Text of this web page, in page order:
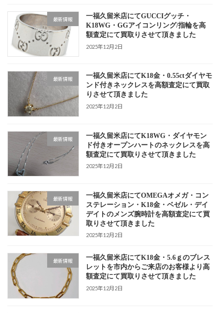
最新情報
一福久留米店にてGUCCIグッチ・
K18WG・GGアイコンリング/指輪を高
額査定にて買取りさせて頂きました
2025年12月2日
最新情報
一福久留米店にてK18金・0.55ctダイヤモ
ンド付きネックレスを高額査定にて買取
りさせて頂きました
2025年12月2日
最新情報
一福久留米店にてK18WG・ダイヤモン
ド付きオープンハートのネックレスを高
額査定にて買取りさせて頂きました
2025年12月2日
最新情報
一福久留米店にてOMEGAオメガ・コン
ステレーション・K18金・ベゼル・デイ
デイトのメンズ腕時計を高額査定にて買
取りさせて頂きました
2025年12月2日
最新情報
一福久留米店にてK18金・5.6ｇのブレス
レットを市内からご来店のお客様より高
額査定にて買取りさせて頂きました
2025年12月2日